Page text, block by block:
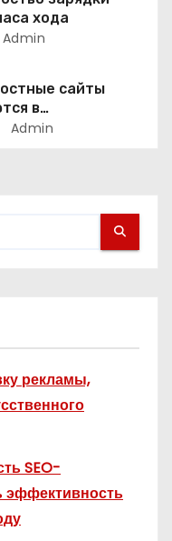
хода
Admin
сайты
в
платформы
Admin
рекламы,
SEO-
эффективность